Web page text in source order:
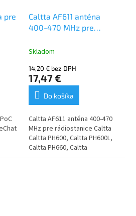
pre
Caltta AF611 anténa
400-470 MHz pre
Skladom
14,20 € bez DPH
17,47 €
Do košíka
Caltta AF611 anténa 400-470
MHz pre rádiostanice Caltta
Caltta PH600, Caltta PH600L,
Caltta PH660, Caltta
PH690.Špirálová